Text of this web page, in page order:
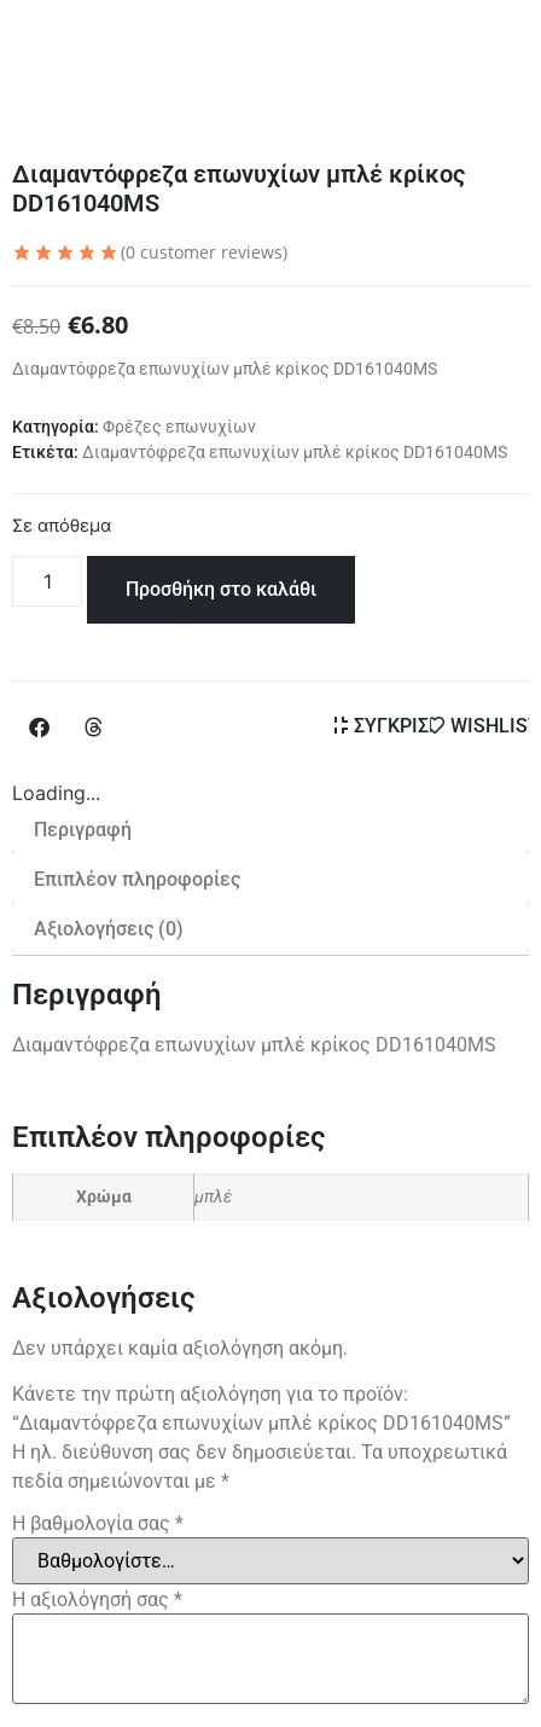
Διαμαντόφρεζα επωνυχίων μπλέ κρίκος
DD161040MS
(0 customer reviews)
€8.50 €6.80
Διαμαντόφρεζα επωνυχίων μπλέ κρίκος DD161040MS
Κατηγορία: Φρέζες επωνυχίων
Ετικέτα: Διαμαντόφρεζα επωνυχίων μπλέ κρίκος DD161040MS
Σε απόθεμα
Προσθήκη στο καλάθι
ΣΥΓΚΡΙΣΗ WISHLIST
Loading...
Περιγραφή
Επιπλέον πληροφορίες
Αξιολογήσεις (0)
Περιγραφή
Διαμαντόφρεζα επωνυχίων μπλέ κρίκος DD161040MS
Επιπλέον πληροφορίες
Χρώμα μπλέ
Αξιολογήσεις
Δεν υπάρχει καμία αξιολόγηση ακόμη.
Κάνετε την πρώτη αξιολόγηση για το προϊόν:
“Διαμαντόφρεζα επωνυχίων μπλέ κρίκος DD161040MS”
Η ηλ. διεύθυνση σας δεν δημοσιεύεται. Τα υποχρεωτικά
πεδία σημειώνονται με *
Η βαθμολογία σας *
Η αξιολόγησή σας *